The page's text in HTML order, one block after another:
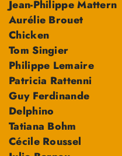
Jean-Philippe Mattern
Aurélie Brouet
Chicken
Tom Singier
Philippe Lemaire
Patricia Rattenni
Guy Ferdinande
Delphino
Tatiana Bohm
Cécile Roussel